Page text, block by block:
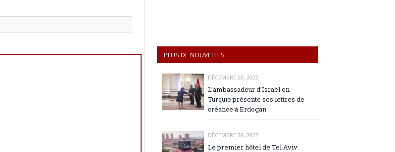
PLUS DE NOUVELLES
DÉCEMBRE 28, 2022
L’ambassadeur d’Israël en
Turquie présente ses lettres de
créance à Erdogan
DÉCEMBRE 28, 2022
Le premier hôtel de Tel Aviv